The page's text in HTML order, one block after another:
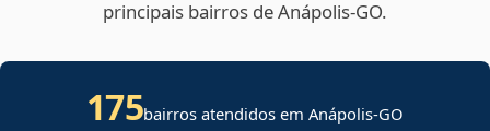
principais bairros de Anápolis‑GO.
175bairros atendidos em Anápolis-GO